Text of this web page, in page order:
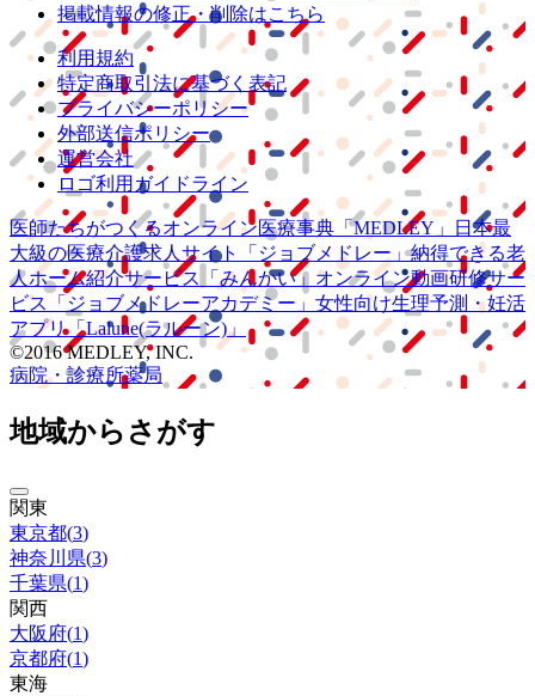
掲載情報の修正・削除はこちら
利用規約
特定商取引法に基づく表記
プライバシーポリシー
外部送信ポリシー
運営会社
ロゴ利用ガイドライン
医師たちがつくるオンライン医療事典 「MEDLEY」
日本最
大級の医療介護求人サイト 「ジョブメドレー」納得できる老
人ホーム紹介サービス
「みんかい」 オンライン動画研修サー
ビス
「ジョブメドレーアカデミー」 女性向け生理予測・妊活
アプリ「Lalune(ラルーン)」
©2016 MEDLEY, INC.
病院・診療所薬局
地域からさがす
関東
東京都(3)
神奈川県(3)
千葉県(1)
関西
大阪府(1)
京都府(1)
東海